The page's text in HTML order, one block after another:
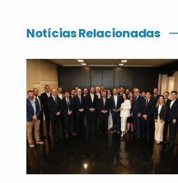
Notícias Relacionadas